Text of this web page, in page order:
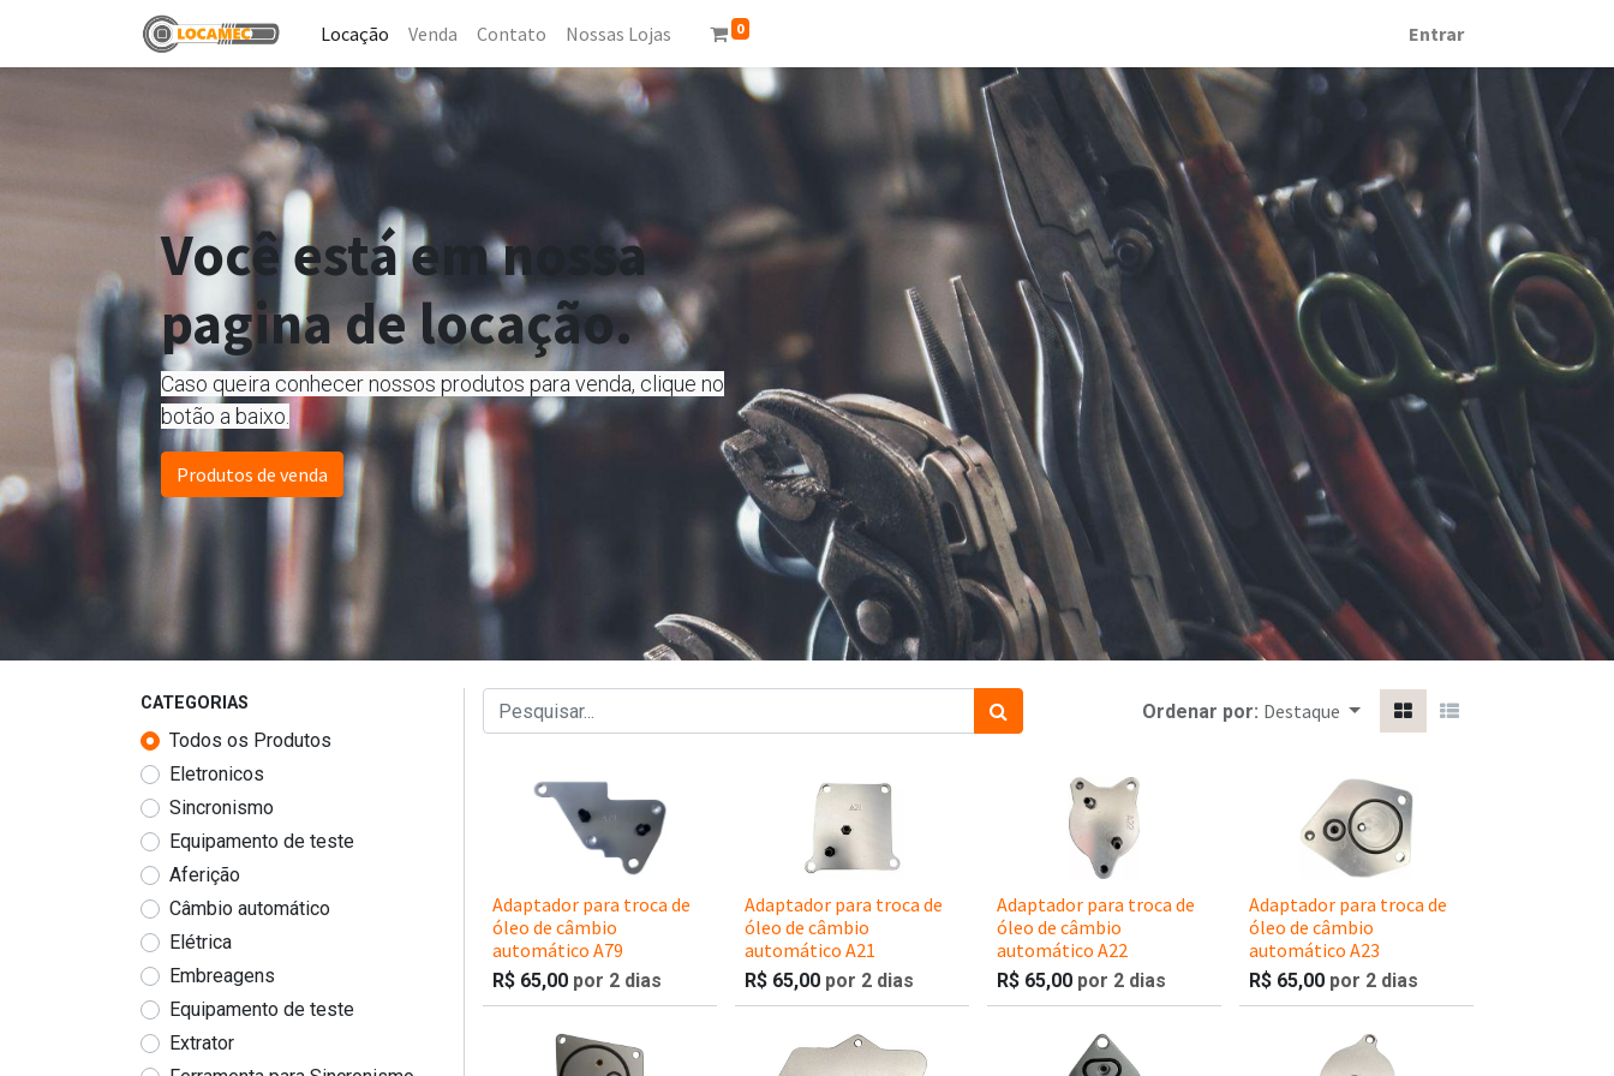
Locação​ Venda Contato Nossas Lojas 0 Entrar
Você está em nossa
pagina de locação.
Caso queira conhecer noss​os produtos para venda, clique no
botão a baixo.
Produtos de venda
CATEGORIAS
Todos os Produtos
Eletronicos
Sincronismo
Equipamento de teste
Aferição
Câmbio automático
Elétrica
Embreagens
Equipamento de teste
Extrator
Ordenar por: Destaque
Adaptador para troca de
óleo de câmbio
automático A79
R$ 65,00 por 2 dias
Adaptador para troca de
óleo de câmbio
automático A21
R$ 65,00 por 2 dias
Adaptador para troca de
óleo de câmbio
automático A22
R$ 65,00 por 2 dias
Adaptador para troca de
óleo de câmbio
automático A23
R$ 65,00 por 2 dias